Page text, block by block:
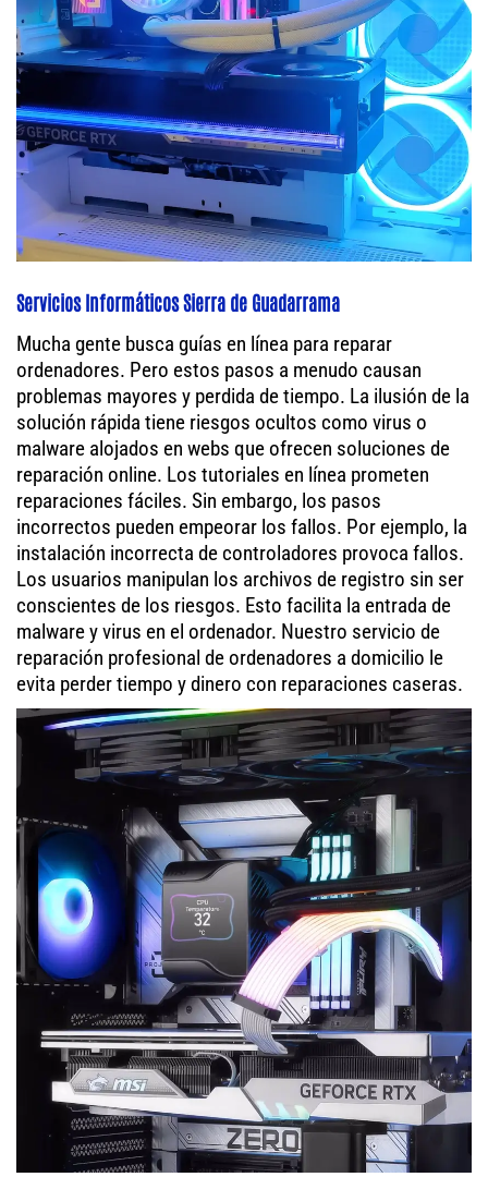
Servicios Informáticos Sierra de Guadarrama
Mucha gente busca guías en línea para reparar
ordenadores. Pero estos pasos a menudo causan
problemas mayores y perdida de tiempo. La ilusión de la
solución rápida tiene riesgos ocultos como virus o
malware alojados en webs que ofrecen soluciones de
reparación online. Los tutoriales en línea prometen
reparaciones fáciles. Sin embargo, los pasos
incorrectos pueden empeorar los fallos. Por ejemplo, la
instalación incorrecta de controladores provoca fallos.
Los usuarios manipulan los archivos de registro sin ser
conscientes de los riesgos. Esto facilita la entrada de
malware y virus en el ordenador. Nuestro servicio de
reparación profesional de ordenadores a domicilio le
evita perder tiempo y dinero con reparaciones caseras.